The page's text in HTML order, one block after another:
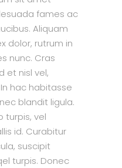
fames ac
Aliquam
dolor, rutrum in
nunc. Cras
et nisl vel,
hac habitasse
blandit ligula.
turpis, vel
id. Curabitur
suscipit
turpis. Donec